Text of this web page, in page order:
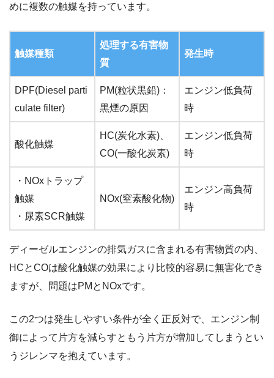
めに複数の触媒を持っています。
触媒種類
処理する有害物
質
発生時
DPF(Diesel parti
culate filter)
PM(粒状黒鉛)：
黒煙の原因
エンジン低負荷
時
酸化触媒
HC(炭化水素)、
CO(一酸化炭素)
エンジン低負荷
時
・NOxトラップ
触媒
・尿素SCR触媒
NOx(窒素酸化物)
エンジン高負荷
時
ディーゼルエンジンの排気ガスに含まれる有害物質の内、
HCとCOは酸化触媒の効果により比較的容易に無害化でき
ますが、問題はPMとNOxです。
この2つは発生しやすい条件が全く正反対で、エンジン制
御によって片方を減らすともう片方が増加してしまうとい
うジレンマを抱えています。